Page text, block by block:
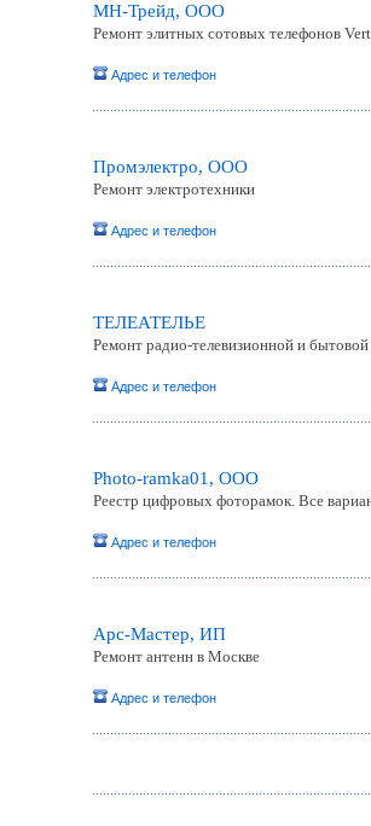
МН-Трейд, ООО
Ремонт элитных сотовых телефонов
Адрес и телефон
Промэлектро, ООО
Ремонт электротехники
Адрес и телефон
ТЕЛЕАТЕЛЬЕ
Ремонт радио-телевизионной и
Адрес и телефон
Photo-ramka01, ООО
Реестр цифровых фоторамок. Все
Адрес и телефон
Арс-Мастер, ИП
Ремонт антенн в Москве
Адрес и телефон